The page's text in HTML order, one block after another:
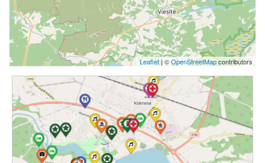
Leaflet | ©OpenStreetMapcontributors